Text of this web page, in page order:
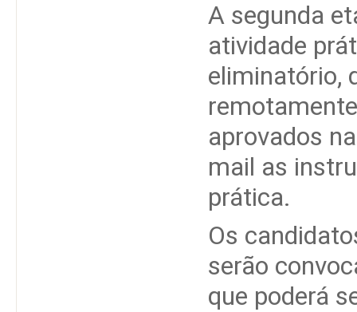
A segunda
atividade
eliminatório,
aprovados
mail as
prática.
Os
serão
que poderá